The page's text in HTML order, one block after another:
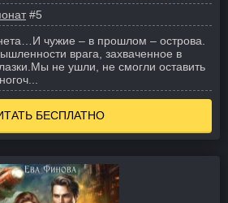
#5
И чужие – в прошлом – острова.
врага, захваченное в
Мы не ушли, не смогли оставить
БЕСПЛАТНО